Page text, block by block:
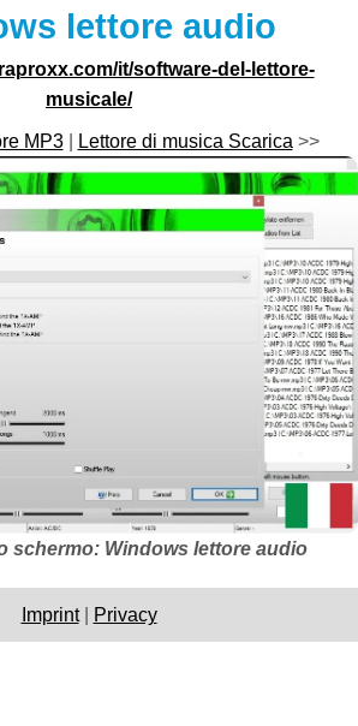
lettore audio
it/software-del-lettore-
musicale/
MP3| Lettore di musica Scarica >>
schermo: Windows lettore audio
Imprint| Privacy